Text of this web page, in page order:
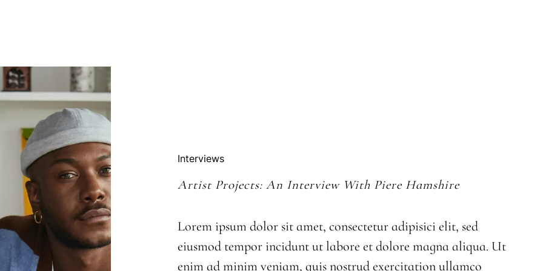
Interviews
Artist Projects: An Interview With Piere Hamshire
Lorem ipsum dolor sit amet, consectetur adipisici elit, sed
eiusmod tempor incidunt ut labore et dolore magna aliqua. Ut
enim ad minim veniam, quis nostrud exercitation ullamco